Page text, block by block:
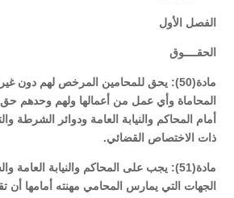
الفصل الأول
الحقــــوق
مادة(50): يحق للمحامين المرخص لهم دون
المحاماة وأي عمل من أعمالها ولهم وحدهم
أمام المحاكم والنيابة العامة ودوائر الشرطة
ذات الاختصاص القضائي.
مادة(51): يجب على المحاكم والنيابة
الجهات التي يمارس المحامي مهنته أمامها أن